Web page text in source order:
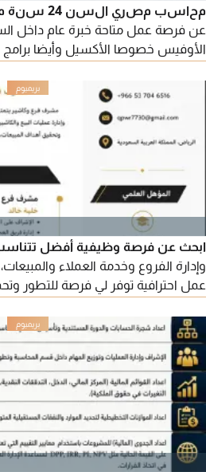
محاسب
عن فرصة عمل متاحة خبرة عام داخل
والمصروفات اليومية وتسجيلها
الموظفين والتعامل معهم بشكل مستمر
ابحث عن فرصة وظيفية أفضل
وإدارة الفروع وخدمة العملاء
عمل احترافية توفر لي فرصة للتطور
سارية